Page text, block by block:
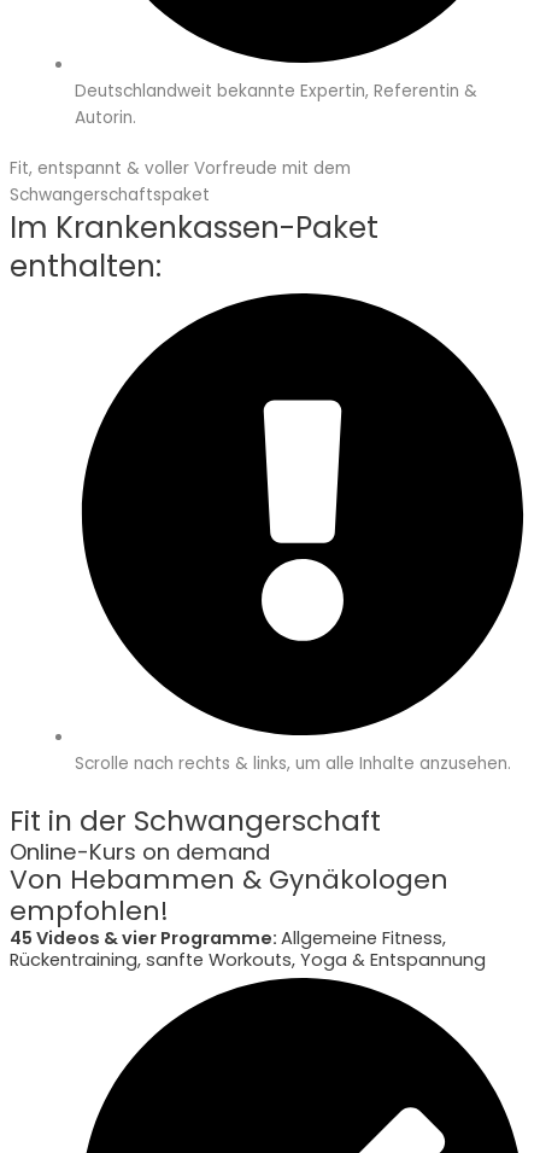
Deutschlandweit bekannte Expertin, Referentin &
Autorin.
Fit, entspannt & voller Vorfreude mit dem
Schwangerschaftspaket
Im Krankenkassen-Paket
enthalten:
Scrolle nach rechts & links, um alle Inhalte anzusehen.
Fit in der Schwangerschaft
Online-Kurs on demand
Von Hebammen & Gynäkologen
empfohlen!
45 Videos & vier Programme: Allgemeine Fitness,
Rückentraining, sanfte Workouts, Yoga & Entspannung